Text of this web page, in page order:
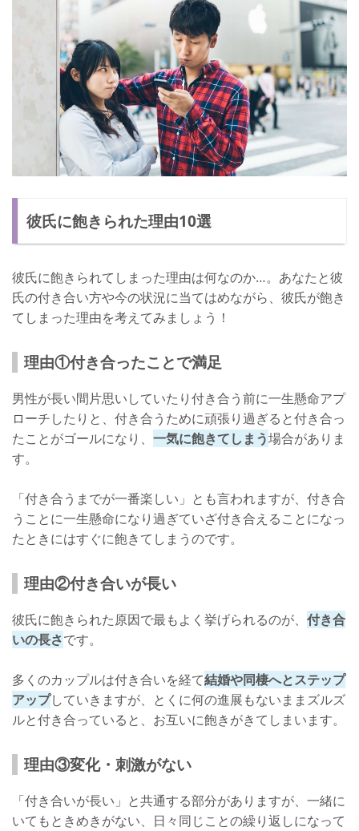
彼氏に飽きられた理由10選
彼氏に飽きられてしまった理由は何なのか…。あなたと彼
氏の付き合い方や今の状況に当てはめながら、彼氏が飽き
てしまった理由を考えてみましょう！
理由①付き合ったことで満足
男性が長い間片思いしていたり付き合う前に一生懸命アプ
ローチしたりと、付き合うために頑張り過ぎると付き合っ
たことがゴールになり、 一気に飽きてしまう場合がありま
す。
「付き合うまでが一番楽しい」とも言われますが、付き合
うことに一生懸命になり過ぎていざ付き合えることになっ
たときにはすぐに飽きてしまうのです。
理由②付き合いが長い
彼氏に飽きられた原因で最もよく挙げられるのが、 付き合
いの長さです。
多くのカップルは付き合いを経て結婚や同棲へとステップ
アップしていきますが、とくに何の進展もないままズルズ
ルと付き合っていると、お互いに飽きがきてしまいます。
理由③変化・刺激がない
「付き合いが長い」と共通する部分がありますが、一緒に
いてもときめきがない、日々同じことの繰り返しになって